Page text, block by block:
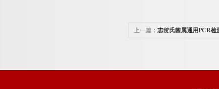
上一篇： 志贺氏菌属通用PCR检